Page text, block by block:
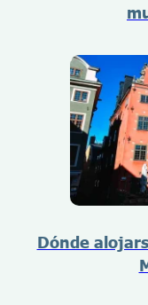
Dónde